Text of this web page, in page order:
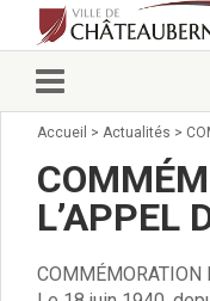
Vie municipale
Élus
Conseillers
Arrêtés du
Accueil > Actualités >
L’APPEL
COMMÉMORATION